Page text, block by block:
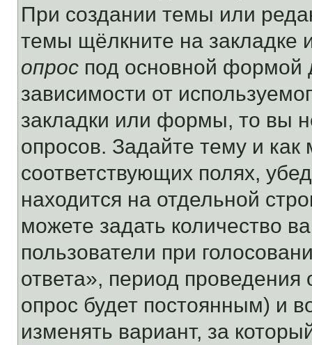
При создании темы или
темы щёлкните на
опрос под основной формой
зависимости от
закладки или формы, то вы
опросов. Задайте тему и
соответствующих полях,
находится на отдельной
можете задать количество
пользователи при
ответа», период проведения
опрос будет постоянным) и
изменять вариант, за